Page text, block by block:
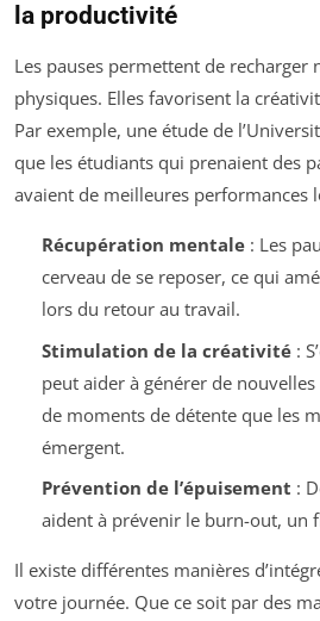
la productivité
Les pauses permettent de recharger
physiques. Elles favorisent la
Par exemple, une étude de
que les étudiants qui prenaient des
avaient de meilleures performances
Récupération mentale: Les
cerveau de se reposer, ce qui
lors du retour au travail.
Stimulation de la créativité:
peut aider à générer de nouvelles
de moments de détente que les
émergent.
Prévention de l’épuisement :
aident à prévenir le burn-out, un
Il existe différentes manières
votre journée. Que ce soit par des